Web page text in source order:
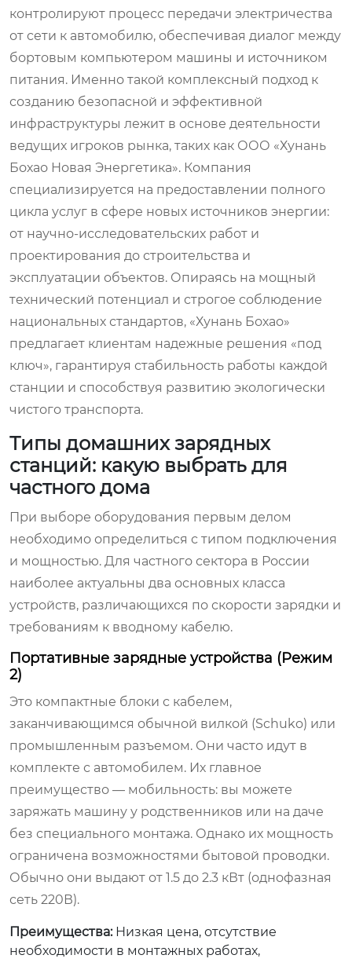
контролируют процесс передачи электричества
от сети к автомобилю, обеспечивая диалог между
бортовым компьютером машины и источником
питания. Именно такой комплексный подход к
созданию безопасной и эффективной
инфраструктуры лежит в основе деятельности
ведущих игроков рынка, таких как ООО «Хунань
Бохао Новая Энергетика». Компания
специализируется на предоставлении полного
цикла услуг в сфере новых источников энергии:
от научно-исследовательских работ и
проектирования до строительства и
эксплуатации объектов. Опираясь на мощный
технический потенциал и строгое соблюдение
национальных стандартов, «Хунань Бохао»
предлагает клиентам надежные решения «под
ключ», гарантируя стабильность работы каждой
станции и способствуя развитию экологически
чистого транспорта.
Типы домашних зарядных
станций: какую выбрать для
частного дома
При выборе оборудования первым делом
необходимо определиться с типом подключения
и мощностью. Для частного сектора в России
наиболее актуальны два основных класса
устройств, различающихся по скорости зарядки и
требованиям к вводному кабелю.
Портативные зарядные устройства (Режим
2)
Это компактные блоки с кабелем,
заканчивающимся обычной вилкой (Schuko) или
промышленным разъемом. Они часто идут в
комплекте с автомобилем. Их главное
преимущество — мобильность: вы можете
заряжать машину у родственников или на даче
без специального монтажа. Однако их мощность
ограничена возможностями бытовой проводки.
Обычно они выдают от 1.5 до 2.3 кВт (однофазная
сеть 220В).
Преимущества:Низкая цена, отсутствие
необходимости в монтажных работах,